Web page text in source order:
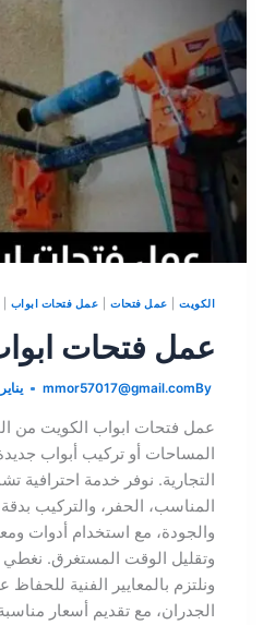
|عمل فتحات|عمل فتحات ابواب|عمل
عمل فتحات ابواب
mmor57017@gmail.com يناير 25, 2026
عمل فتحات ابواب الكويت من
المساحات أو تركيب أبواب جديدة في
التجارية. نوفر خدمة احترافية تشمل
المناسب، الحفر، والتركيب بدقة
والجودة، مع استخدام أدوات ومعدات
وتقليل الوقت المستغرق. نغطي جميع
ونلتزم بالمعايير الفنية للحفاظ على
الجدران، مع تقديم أسعار مناسبة